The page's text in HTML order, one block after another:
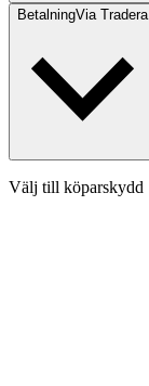
BetalningVia Tradera
Välj till köparskydd